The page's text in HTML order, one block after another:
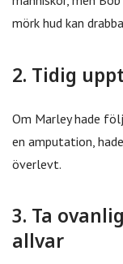
mörk hud kan
2. Tidig
Om Marley hade
en amputation,
överlevt.
3. Ta
allvar